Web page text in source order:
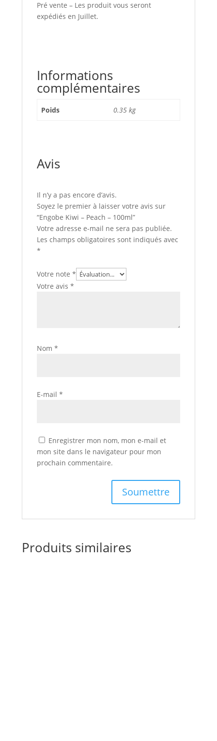
Pré vente – Les produit vous seront
expédiés en Juillet.
Informations
complémentaires
Poids 0.35 kg
Avis
Il n’y a pas encore d’avis.
Soyez le premier à laisser votre avis sur
“Engobe Kiwi – Peach – 100ml”
Votre adresse e-mail ne sera pas publiée.
Les champs obligatoires sont indiqués avec
*
Votre note *
Votre avis *
Nom *
E-mail *
Enregistrer mon nom, mon e-mail et
mon site dans le navigateur pour mon
prochain commentaire.
Produits similaires